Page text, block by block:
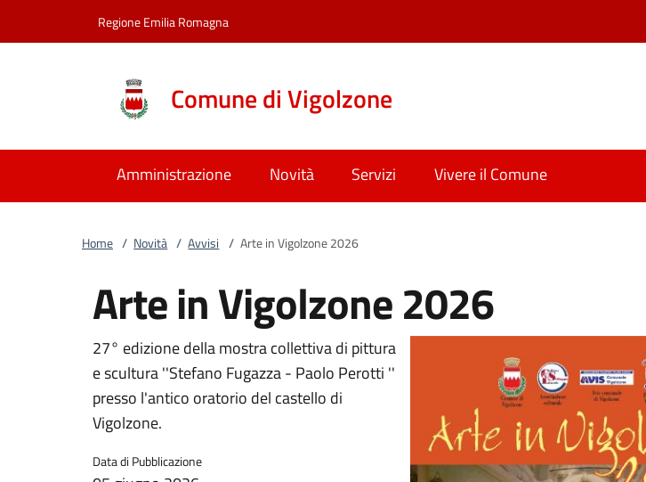
Regione Emilia Romagna
Comune di Vigolzone
Amministrazione Novità Servizi Vivere il Comune
Home / Novità / Avvisi / Arte in Vigolzone 2026
Arte in Vigolzone 2026
27° edizione della mostra collettiva di pittura
e scultura ''Stefano Fugazza - Paolo Perotti ''
presso l'antico oratorio del castello di
Vigolzone.
Data di Pubblicazione